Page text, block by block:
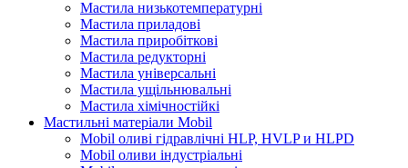
Мастила низькотемпературні
Мастила приладові
Мастила приробіткові
Мастила редукторні
Мастила універсальні
Мастила ущільнювальні
Мастила хімічностійкі
Мастильні матеріали Mobil
Mobil оливі гідравлічні HLP, HVLP и HLPD
Mobil оливи індустріальні